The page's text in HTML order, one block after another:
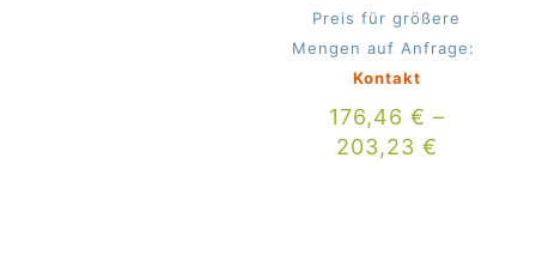
140,83 €.Preis für größere
Mengen auf Anfrage:
Kontakt
176,46 € –
203,23 €